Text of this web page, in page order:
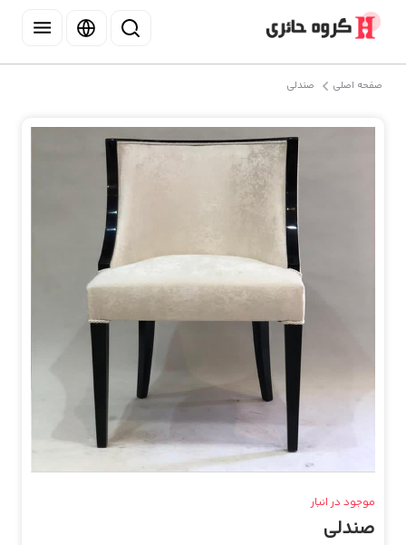
صفحه اصلی صندلی
موجود در انبار
صندلی